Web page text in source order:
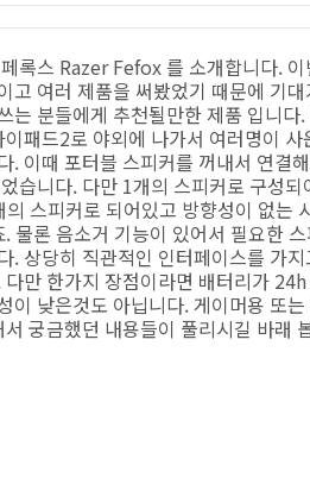
록스 Razer Fefox 를 소개합니다.
고 여러 제품을 써봤었기 때문에 기
는 분들에게 추천될만한 제품 입니
패드2로 야외에 나가서 여러명이
. 이때 포터블 스피커를 꺼내서 연결
습니다. 다만 1개의 스피커로 구성
스피커로 되어있고 방향성이 없는
물론 음소거 기능이 있어서 필요한
. 상당히 직관적인 인터페이스를 가
만 한가지 장점이라면 배터리가
이 낮은것도 아닙니다. 게이머용 또
궁금했던 내용들이 풀리시길 바래